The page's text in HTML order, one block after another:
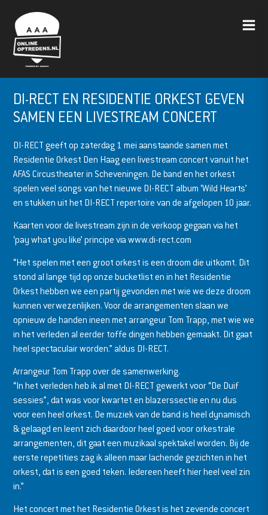
DI-RECT EN RESIDENTIE ORKEST GEVEN
SAMEN EEN LIVESTREAM CONCERT
DI-RECT geeft op zaterdag 1 mei aanstaande samen met
Residentie Orkest Den Haag een livestream concert vanuit het
AFAS Circustheater in Scheveningen. De band en het orkest
spelen veel songs van het nieuwe DI-RECT album ‘Wild Hearts’
en stukken uit het DI-RECT repertoire van de afgelopen 10 jaar.
Kaarten voor de livestream zijn in de verkoop gegaan via het
‘pay what you like’ principe via www.di-rect.com
“Het spelen met een groot orkest is een droom die uitkomt. Dit
stond al lange tijd op onze bucketlist en in het Residentie
Orkest hebben we een partij gevonden met wie we deze droom
kunnen verwezenlijken. Voor de arrangementen slaan we
opnieuw de handen ineen met arrangeur Tom Trapp, met wie we
in het verleden al eerder toffe dingen hebben gemaakt. Dit gaat
heel spectaculair worden.” aldus DI-RECT.
Arrangeur Tom Trapp over de samenwerking.
“In het verleden heb ik al met DI-RECT gewerkt voor “De Duif
sessies”, dat was voor kwartet en blazerssectie en nu dus
voor een heel orkest. De muziek van de band is heel dynamisch
& gelaagd en leent zich daardoor heel goed voor orkestrale
arrangementen, dit gaat een muzikaal spektakel worden. Bij de
eerste repetities zag ik alleen maar lachende gezichten in het
orkest, dat is een goed teken. Iedereen heeft hier heel veel zin
in.”
Het concert met het Residentie Orkest is het zevende concert